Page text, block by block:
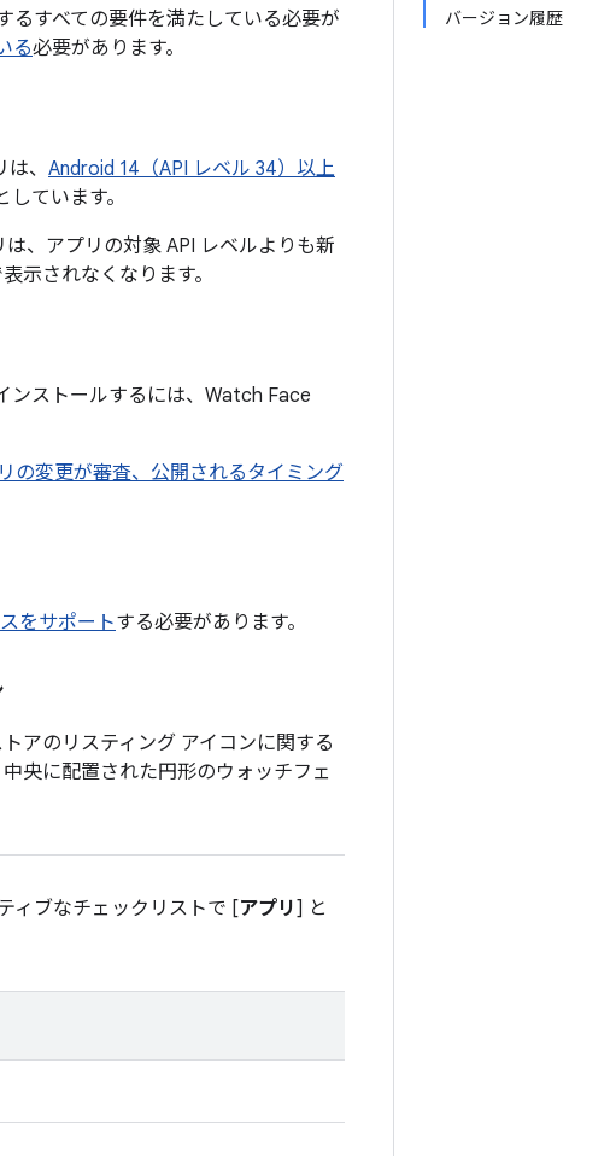
バージョン履歴
るすべての要件を満たしている必要が
る必要があります。
、 Android 14（API レベル 34）以上
ています。
、アプリの対象 API レベルよりも新
示されなくなります。
ンストールするには、Watch Face
の変更が審査、公開されるタイミング
をサポートする必要があります。
アのリスティング アイコンに関する
央に配置された円形のウォッチフェ
ィブなチェックリストで [アプリ] と